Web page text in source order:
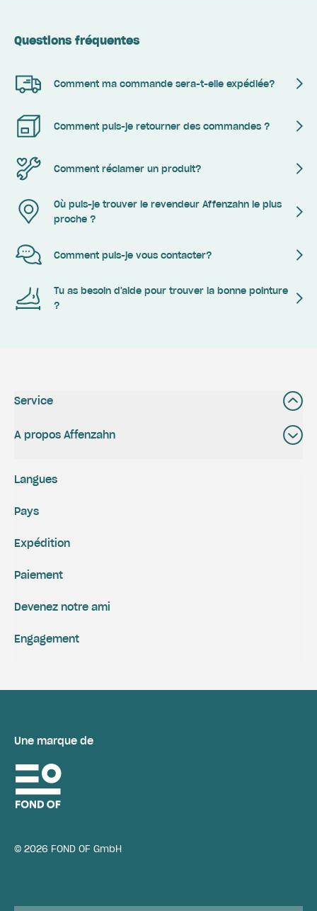
Questions fréquentes
Comment ma commande sera-t-elle expédiée?
Comment puis-je retourner des commandes ?
Comment réclamer un produit?
Où puis-je trouver le revendeur Affenzahn le plus
proche ?
Comment puis-je vous contacter?
Tu as besoin d'aide pour trouver la bonne pointure
?
Service
A propos Affenzahn
Expédition
Paiement
Engagement
Devenez notre ami
Langues
Pays
Une marque de
© 2026 FOND OF GmbH